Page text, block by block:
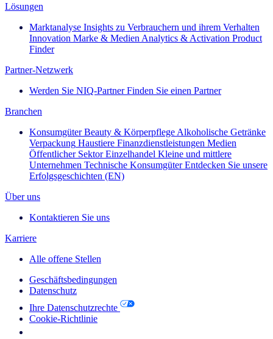
Lösungen
Marktanalyse Insights zu Verbrauchern und ihrem Verhalten
Innovation Marke & Medien Analytics & Activation Product
Finder
Partner-Netzwerk
Werden Sie NIQ-Partner Finden Sie einen Partner
Branchen
Konsumgüter Beauty & Körperpflege Alkoholische Getränke
Verpackung Haustiere Finanzdienstleistungen Medien
Öffentlicher Sektor Einzelhandel Kleine und mittlere
Unternehmen Technische Konsumgüter Entdecken Sie unsere
Erfolgsgeschichten (EN)
Über uns
Kontaktieren Sie uns
Karriere
Alle offene Stellen
Geschäftsbedingungen
Datenschutz
Ihre Datenschutzrechte
Cookie-Richtlinie